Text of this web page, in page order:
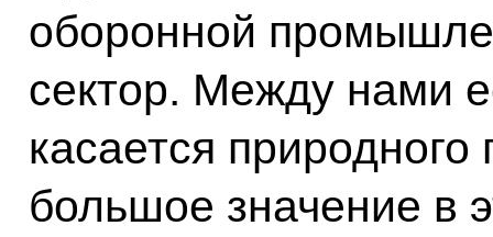
оборонной
сектор. Между нами
касается
большое значение в